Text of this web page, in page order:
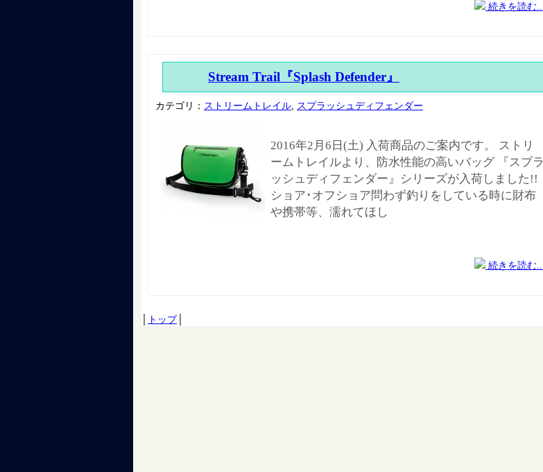
続きを読む...
Stream Trail『Splash Defender』
カテゴリ： ストリームトレイル スプラッシュディフェンダー
2016年2月6日(土) 入荷商品のご案内です。 ストリ
ームトレイルより、防水性能の高いバッグ 『スプラ
ッシュディフェンダー』シリーズが入荷しました!!
ショア･オフショア問わず釣りをしている時に財布
や携帯等、濡れてほし
続きを読む...
トップ│